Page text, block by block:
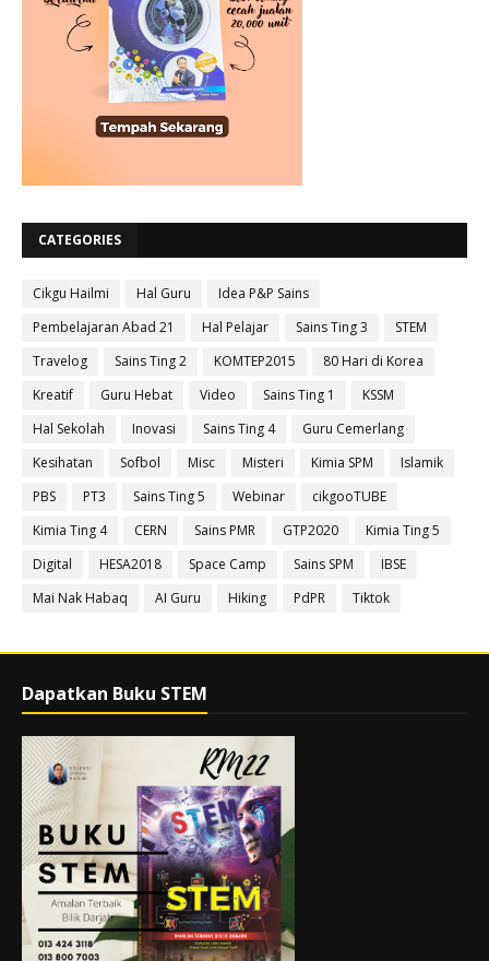
CATEGORIES
Cikgu Hailmi Hal Guru
Idea P&P Sains
Pembelajaran Abad 21
Hal Pelajar Sains Ting 3
STEM
Travelog
Sains Ting 2 KOMTEP2015
80 Hari di Korea
Kreatif
Guru Hebat Video Sains Ting 1
KSSM
Hal Sekolah
Inovasi Sains Ting 4
Guru Cemerlang
Kesihatan
Sofbol Misc Misteri Kimia SPM
Islamik
PBS
PT3 Sains Ting 5 Webinar
cikgooTUBE
Kimia Ting 4
CERN Sains PMR GTP2020
Kimia Ting 5
Digital
HESA2018 Space Camp Sains SPM
IBSE
Mai Nak Habaq
AI Guru Hiking PdPR Tiktok
Dapatkan Buku STEM